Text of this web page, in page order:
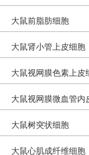
大鼠前脂肪细胞
大鼠肾小管上皮细胞
大鼠视网膜色素上皮
大鼠视网膜微血管内
大鼠树突状细胞
大鼠心肌成纤维细胞